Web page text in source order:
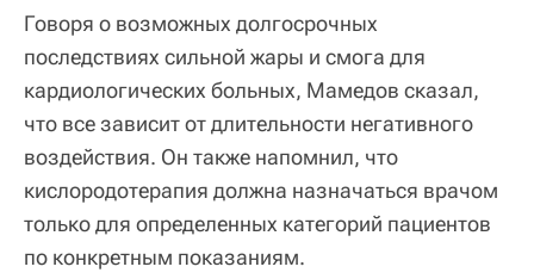
Говоря о возможных долгосрочных
последствиях сильной жары и смога для
кардиологических больных, Мамедов сказал,
что все зависит от длительности негативного
воздействия. Он также напомнил, что
кислородотерапия должна назначаться врачом
только для определенных категорий пациентов
по конкретным показаниям.